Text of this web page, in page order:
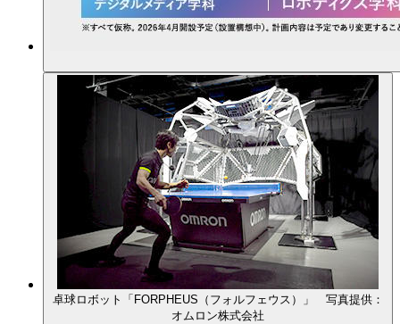
卓球ロボット「FORPHEUS（フォルフェウス）」 写真提供：
オムロン株式会社